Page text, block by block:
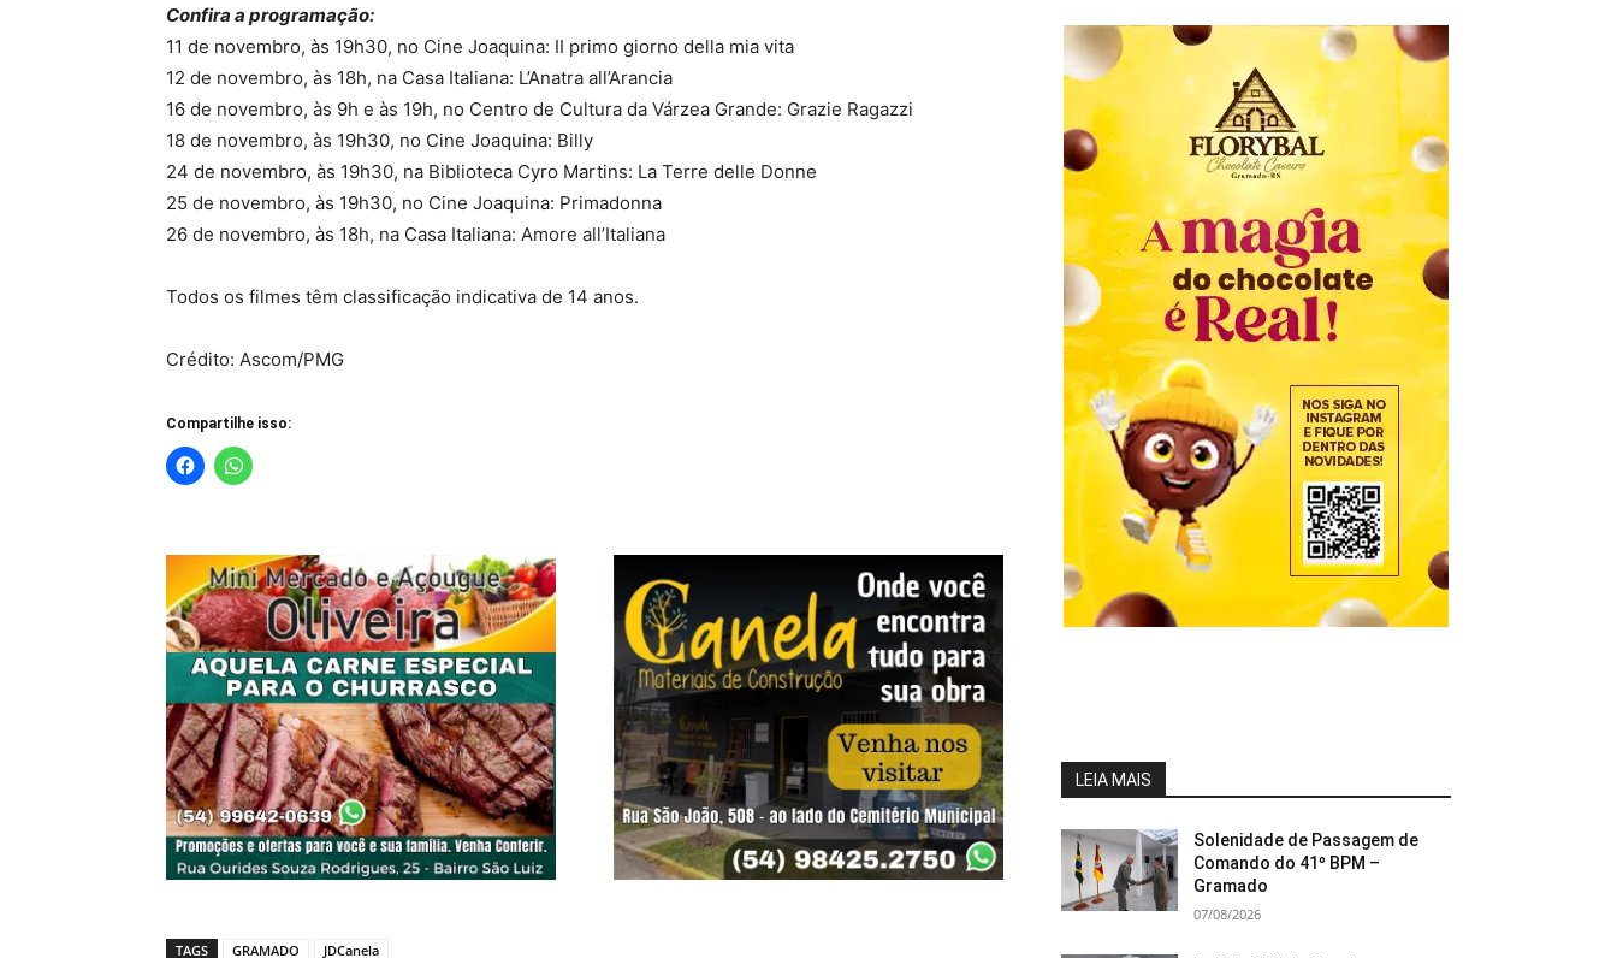
Confira a programação:
11 de novembro, às 19h30, no Cine Joaquina: II primo giorno della mia vita
12 de novembro, às 18h, na Casa Italiana: L’Anatra all’Arancia
16 de novembro, às 9h e às 19h, no Centro de Cultura da Várzea Grande: Grazie Ragazzi
18 de novembro, às 19h30, no Cine Joaquina: Billy
24 de novembro, às 19h30, na Biblioteca Cyro Martins: La Terre delle Donne
25 de novembro, às 19h30, no Cine Joaquina: Primadonna
26 de novembro, às 18h, na Casa Italiana: Amore all’Italiana
Todos os filmes têm classificação indicativa de 14 anos.
Crédito: Ascom/PMG
Compartilhe isso:
TAGS GRAMADO JDCanela
LEIA MAIS
Solenidade de Passagem de
Comando do 41º BPM –
Gramado
07/08/2026